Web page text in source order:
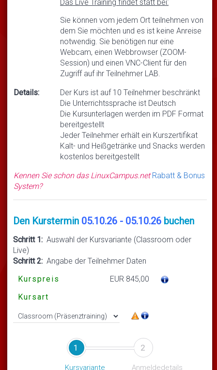
Das Live Training findet statt bei:
Sie können vom jedem Ort teilnehmen von
dem Sie möchten und es ist keine Anreise
notwendig. Sie benötigen nur eine
Webcam, einen Webbrowser (ZOOM-
Session) und einen VNC-Client für den
Zugriff auf ihr Teilnehmer LAB.
Details:
Der Kurs ist auf 10 Teilnehmer beschränkt
Die Unterrichtssprache ist Deutsch
Die Kursunterlagen werden im PDF Format
bereitgestellt
Jeder Teilnehmer erhält ein Kurszertifikat
Kalt- und Heißgetränke und Snacks werden
kostenlos bereitgestellt
Kennen Sie schon das LinuxCampus.netRabatt & Bonus
System?
Den Kurstermin 05.10.26 - 05.10.26 buchen
Schritt 1: Auswahl der Kursvariante (Classroom oder
Live)
Schritt 2: Angabe der Teilnehmer Daten
Kurspreis
EUR 845,00
Kursart
1
Kursvariante
2
Anmeldedetails